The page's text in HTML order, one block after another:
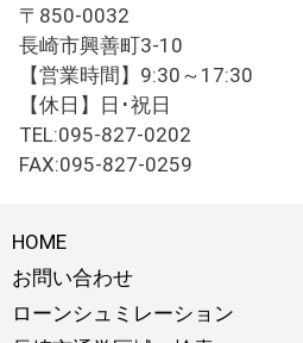
〒850-0032
長崎市興善町3-10
【営業時間】9:30～17:30
【休日】日･祝日
TEL:095-827-0202
FAX:095-827-0259
HOME
お問い合わせ
ローンシュミレーション